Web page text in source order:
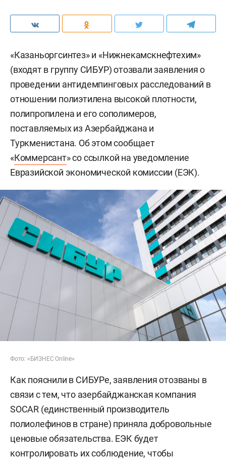
«Казаньоргсинтез» и «Нижнекамскнефтехим»
(входят в группу СИБУР) отозвали заявления о
проведении антидемпинговых расследований в
отношении полиэтилена высокой плотности,
полипропилена и его сополимеров,
поставляемых из Азербайджана и
Туркменистана. Об этом сообщает
«Коммерсант» со ссылкой на уведомление
Евразийской экономической комиссии (ЕЭК).
Фото: «БИЗНЕС Online»
Как пояснили в СИБУРе, заявления отозваны в
связи с тем, что азербайджанская компания
SOCAR (единственный производитель
полиолефинов в стране) приняла добровольные
ценовые обязательства. ЕЭК будет
контролировать их соблюдение, чтобы